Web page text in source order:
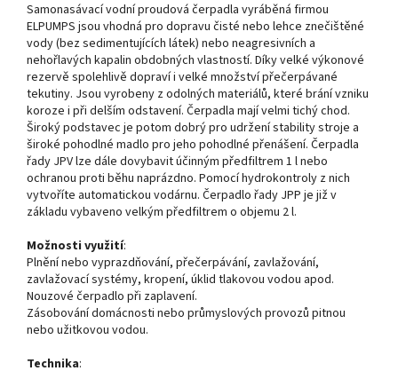
Samonasávací vodní proudová čerpadla vyráběná firmou
ELPUMPS jsou vhodná pro dopravu čisté nebo lehce znečištěné
vody (bez sedimentujících látek) nebo neagresivních a
nehořlavých kapalin obdobných vlastností. Díky velké výkonové
rezervě spolehlivě dopraví i velké množství přečerpávané
tekutiny. Jsou vyrobeny z odolných materiálů, které brání vzniku
koroze i při delším odstavení. Čerpadla mají velmi tichý chod.
Široký podstavec je potom dobrý pro udržení stability stroje a
široké pohodlné madlo pro jeho pohodlné přenášení. Čerpadla
řady JPV lze dále dovybavit účinným předfiltrem 1 l nebo
ochranou proti běhu naprázdno. Pomocí hydrokontroly z nich
vytvoříte automatickou vodárnu. Čerpadlo řady JPP je již v
základu vybaveno velkým předfiltrem o objemu 2 l.
Možnosti využití:
Plnění nebo vyprazdňování, přečerpávání, zavlažování,
zavlažovací systémy, kropení, úklid tlakovou vodou apod.
Nouzové čerpadlo při zaplavení.
Zásobování domácnosti nebo průmyslových provozů pitnou
nebo užitkovou vodou.
Technika: